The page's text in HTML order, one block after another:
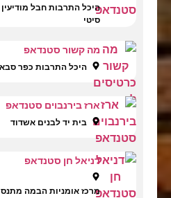
היכל התרבות חבל מודיעין
סיטי
מה קשור סטנדאפ
היכל התרבות כפר סבא
ארז בירנבוים סטנדאפ
בית יד לבנים אשדוד
דניאל חן סטנדאפ
מרכז אומניות הבמה